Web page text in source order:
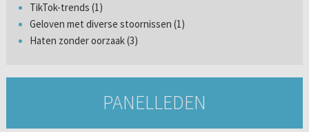
TikTok-trends (1)
Geloven met diverse stoornissen (1)
Haten zonder oorzaak (3)
PANELLEDEN